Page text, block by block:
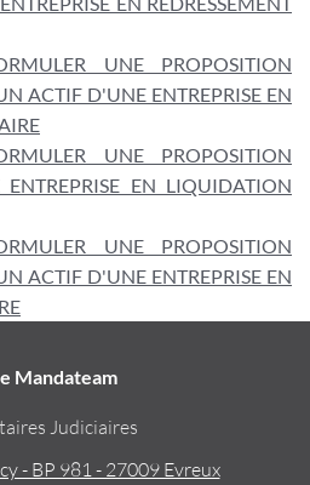
UNE PROPOSITION
ACTIF D'UNE ENTREPRISE EN
UNE PROPOSITION
EN LIQUIDATION
UNE PROPOSITION
ACTIF D'UNE ENTREPRISE EN
Mandateam
Judiciaires
- BP 981 - 27009 Evreux